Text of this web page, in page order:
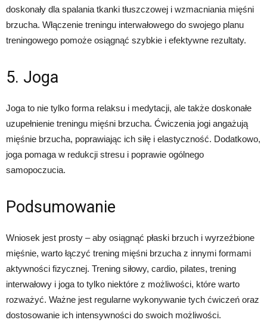
doskonały dla spalania tkanki tłuszczowej i wzmacniania mięśni
brzucha. Włączenie treningu interwałowego do swojego planu
treningowego pomoże osiągnąć szybkie i efektywne rezultaty.
5. Joga
Joga to nie tylko forma relaksu i medytacji, ale także doskonałe
uzupełnienie treningu mięśni brzucha. Ćwiczenia jogi angażują
mięśnie brzucha, poprawiając ich siłę i elastyczność. Dodatkowo,
joga pomaga w redukcji stresu i poprawie ogólnego
samopoczucia.
Podsumowanie
Wniosek jest prosty – aby osiągnąć płaski brzuch i wyrzeźbione
mięśnie, warto łączyć trening mięśni brzucha z innymi formami
aktywności fizycznej. Trening siłowy, cardio, pilates, trening
interwałowy i joga to tylko niektóre z możliwości, które warto
rozważyć. Ważne jest regularne wykonywanie tych ćwiczeń oraz
dostosowanie ich intensywności do swoich możliwości.